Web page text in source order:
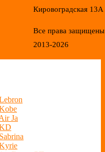
Кировоградская 13А
Все права
2013-2026
Ja